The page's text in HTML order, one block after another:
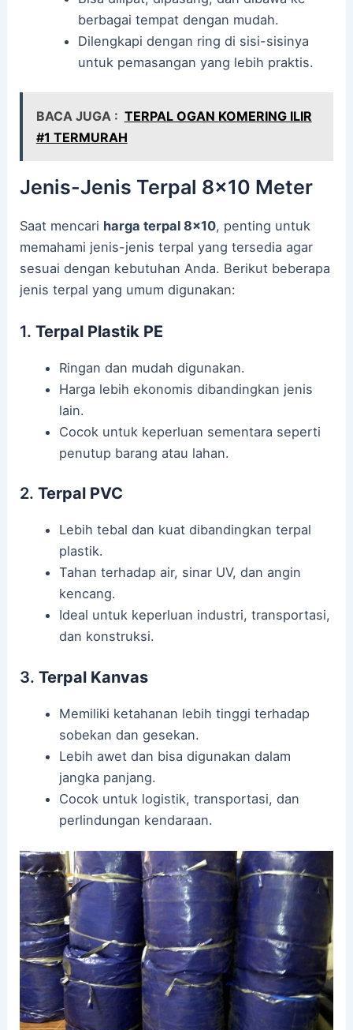
berbagai tempat dengan mudah.
Dilengkapi dengan ring di sisi-sisinya
untuk pemasangan yang lebih praktis.
BACA JUGA : TERPAL OGAN KOMERING ILIR
#1 TERMURAH
Jenis-Jenis Terpal 8×10 Meter
Saat mencari harga terpal 8×10, penting untuk
memahami jenis-jenis terpal yang tersedia agar
sesuai dengan kebutuhan Anda. Berikut beberapa
jenis terpal yang umum digunakan:
1.Terpal Plastik PE
Ringan dan mudah digunakan.
Harga lebih ekonomis dibandingkan jenis
lain.
Cocok untuk keperluan sementara seperti
penutup barang atau lahan.
2.Terpal PVC
Lebih tebal dan kuat dibandingkan terpal
plastik.
Tahan terhadap air, sinar UV, dan angin
kencang.
Ideal untuk keperluan industri, transportasi,
dan konstruksi.
3.Terpal Kanvas
Memiliki ketahanan lebih tinggi terhadap
sobekan dan gesekan.
Lebih awet dan bisa digunakan dalam
jangka panjang.
Cocok untuk logistik, transportasi, dan
perlindungan kendaraan.